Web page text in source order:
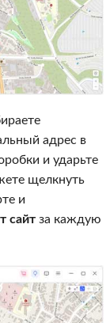
адрес в
и ударьте
щелкнуть
и
сайт за каждую